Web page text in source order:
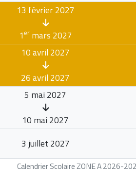
Calendrier Scolaire ZONE A 2026-
13 février 2027
1ermars 2027
10 avril 2027
26 avril 2027
5 mai 2027
10 mai 2027
3 juillet 2027